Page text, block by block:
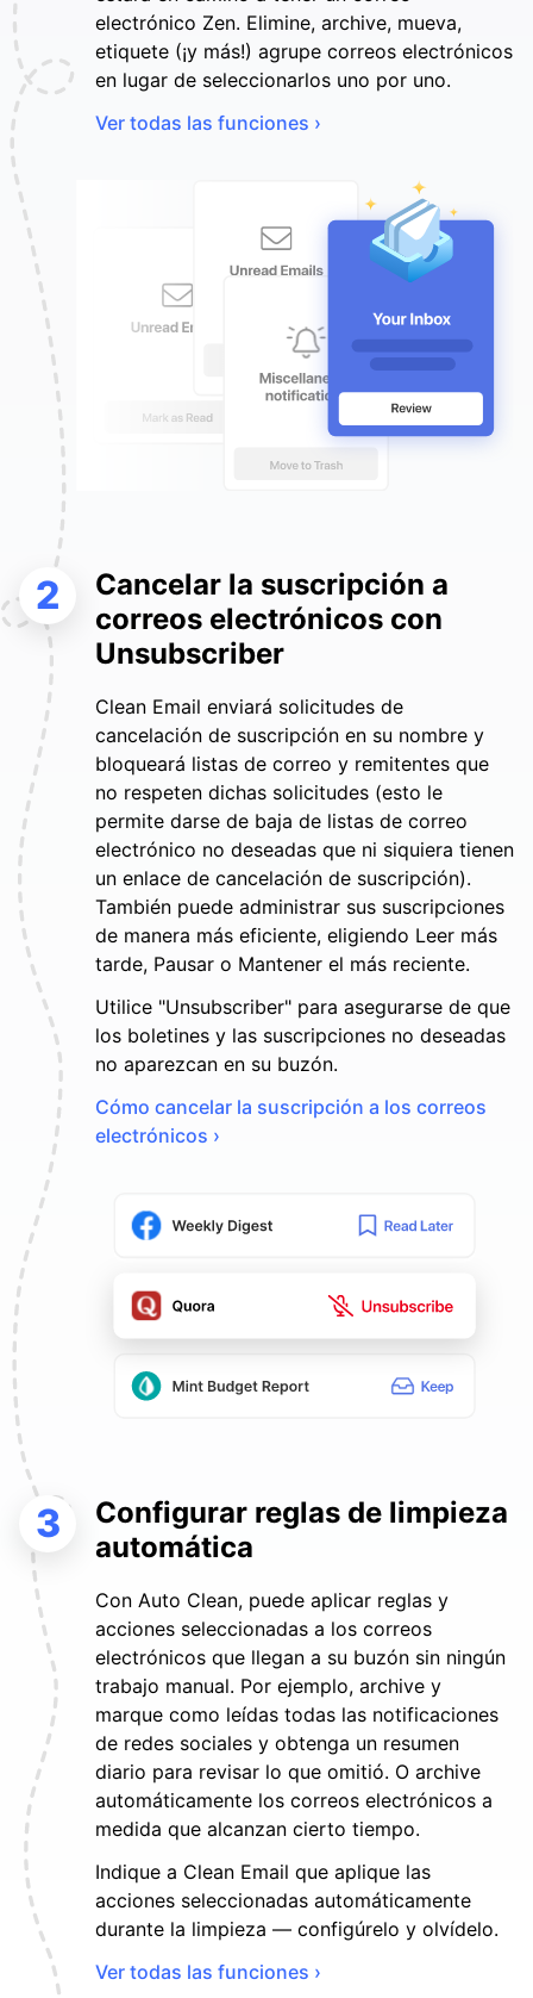
electrónico Zen. Elimine, archive, mueva,
etiquete (¡y más!) agrupe correos electrónicos
en lugar de seleccionarlos uno por uno.
Ver todas las funciones ›
Cancelar la suscripción a
correos electrónicos con
Unsubscriber
Clean Email enviará solicitudes de
cancelación de suscripción en su nombre y
bloqueará listas de correo y remitentes que
no respeten dichas solicitudes (esto le
permite darse de baja de listas de correo
electrónico no deseadas que ni siquiera tienen
un enlace de cancelación de suscripción).
También puede administrar sus suscripciones
de manera más eficiente, eligiendo Leer más
tarde, Pausar o Mantener el más reciente.
Utilice "Unsubscriber" para asegurarse de que
los boletines y las suscripciones no deseadas
no aparezcan en su buzón.
Cómo cancelar la suscripción a los correos
electrónicos ›
2
3
Configurar reglas de limpieza
automática
Con Auto Clean, puede aplicar reglas y
acciones seleccionadas a los correos
electrónicos que llegan a su buzón sin ningún
trabajo manual. Por ejemplo, archive y
marque como leídas todas las notificaciones
de redes sociales y obtenga un resumen
diario para revisar lo que omitió. O archive
automáticamente los correos electrónicos a
medida que alcanzan cierto tiempo.
Indique a Clean Email que aplique las
acciones seleccionadas automáticamente
durante la limpieza — configúrelo y olvídelo.
Ver todas las funciones ›